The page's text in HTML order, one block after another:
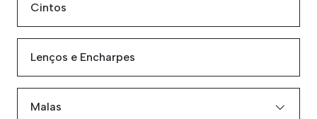
Cintos
Lenços e Encharpes
Malas